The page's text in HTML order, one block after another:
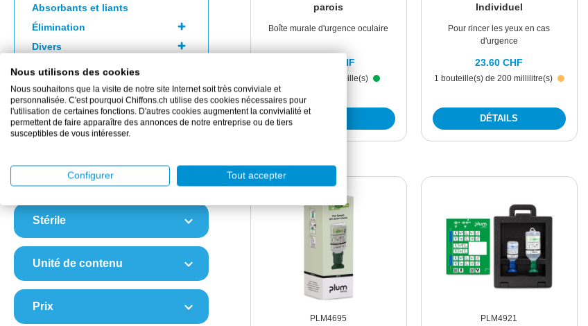
Absorbants et liants
Élimination
Divers
Médical
Articles fin de série
Fabricant
Diamètre
Stérile
Unité de contenu
Prix
parois
Boîte murale d'urgence oculaire
1 set(s) de 2 bouteille(s)
100.90 CHF
Individuel
Pour rincer les yeux en cas
d'urgence
1 bouteille(s) de 200 millilitre(s)
23.60 CHF
DÉTAILS
PLM4695 PLM4921
Nous utilisons des cookies
Nous souhaitons que la visite de notre site Internet soit très conviviale et
personnalisée. C'est pourquoi Chiffons.ch utilise des cookies nécessaires pour
l'utilisation de certaines fonctions. D'autres cookies augmentent la convivialité et
permettent de faire apparaître des annonces de notre entreprise ou de tiers
susceptibles de vous intéresser.
Configurer Tout accepter